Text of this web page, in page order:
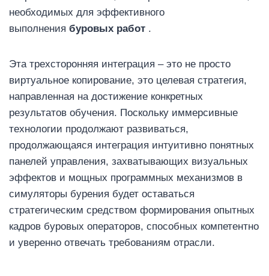
необходимых для эффективного
выполнения буровых работ .
Эта трехсторонняя интеграция – это не просто
виртуальное копирование, это целевая стратегия,
направленная на достижение конкретных
результатов обучения. Поскольку иммерсивные
технологии продолжают развиваться,
продолжающаяся интеграция интуитивно понятных
панелей управления, захватывающих визуальных
эффектов и мощных программных механизмов в
симуляторы бурения будет оставаться
стратегическим средством формирования опытных
кадров буровых операторов, способных компетентно
и уверенно отвечать требованиям отрасли.